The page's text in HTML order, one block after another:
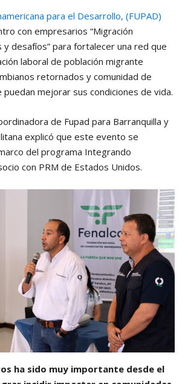
para el Desarrollo, (FUPAD)
con empresarios “Migración
desafíos” para fortalecer una red que
laboral de población migrante
retornados y comunidad de
puedan mejorar sus condiciones de vida.
de Fupad para Barranquilla y
explicó que este evento se
del programa Integrando
con PRM de Estados Unidos.
ha sido muy importante desde el